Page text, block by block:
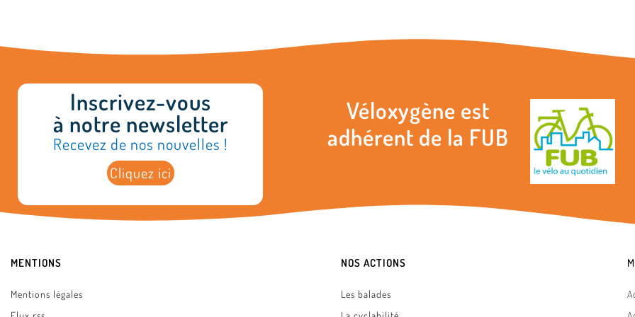
Inscrivez-vous
à notre newsletter
Recevez de nos nouvelles !
Cliquez ici
Véloxygène est
adhérent de la FUB
MENTIONS
Mentions légales
NOS ACTIONS
Les balades